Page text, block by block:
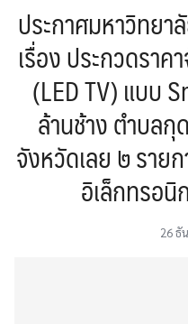
ประกาศมหาวิทย
เรื่อง ประกวดรา
(LED TV) แบบ
ล้านช้าง ตำบลกุ
จังหวัดเลย ๒ ราย
อิเล็กทรอ
26 ธั